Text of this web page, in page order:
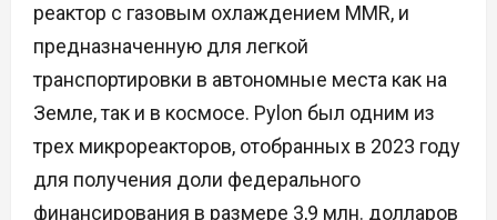
реактор с газовым охлаждением MMR, и
предназначенную для легкой
транспортировки в автономные места как на
Земле, так и в космосе. Pylon был одним из
трех микрореакторов, отобранных в 2023 году
для получения доли федерального
финансирования в размере 3,9 млн. долларов